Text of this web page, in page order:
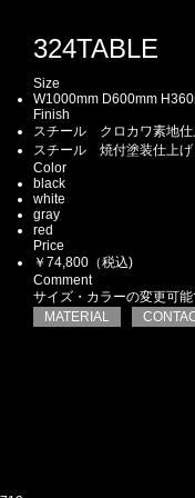
324TABLE
Size
W1000mm D600mm
Finish
スチール クロカワ素地仕
スチール 焼付塗装仕上げ
Color
black
white
gray
red
Price
￥74,800（税込)
Comment
サイズ・カラーの変更可
MATERIAL